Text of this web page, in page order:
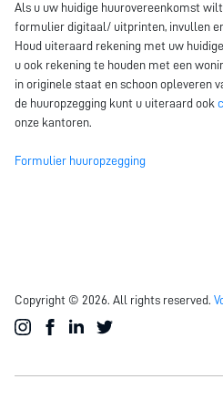
Als u uw huidige huurovereenkomst
formulier digitaal/ uitprinten, invullen
Houd uiteraard rekening met uw
u ook rekening te houden met een
in originele staat en schoon opleveren
de huuropzegging kunt u uiteraard ook
onze kantoren.
Formulier huuropzegging
Copyright © 2026. All rights reserved.